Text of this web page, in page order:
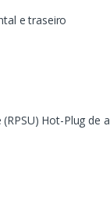
e traseiro
(RPSU) Hot-Plug de